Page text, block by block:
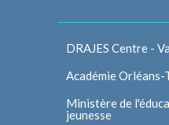
DRAJES Centre -
Académie Orléans-
Ministère de
jeunesse